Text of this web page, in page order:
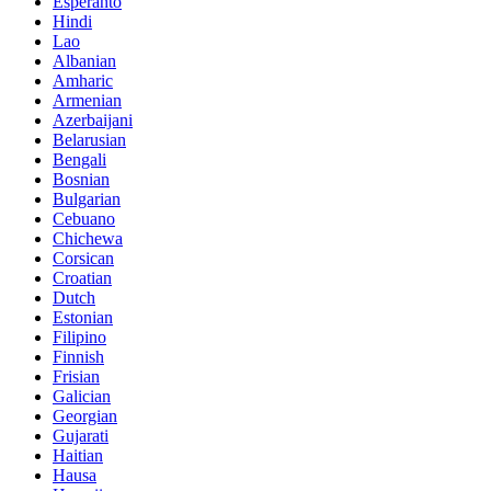
Hindi
Lao
Albanian
Amharic
Armenian
Azerbaijani
Belarusian
Bengali
Bosnian
Bulgarian
Cebuano
Chichewa
Corsican
Croatian
Dutch
Estonian
Filipino
Finnish
Frisian
Galician
Georgian
Gujarati
Haitian
Hausa